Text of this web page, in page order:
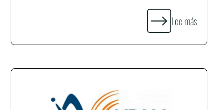
Lee más